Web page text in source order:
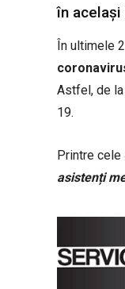
în
În ultimele
Astfel, de
19.
Printre cele
asistenți